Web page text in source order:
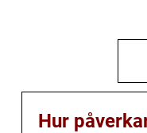
Hur